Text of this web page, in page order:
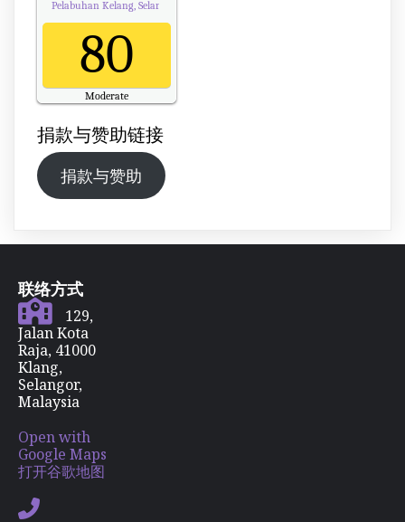
Pelabuhan Kelang, Selangor
80
Moderate
Updated on Sunday 11:00
捐款与赞助链接
捐款与赞助
联络方式
129,
Jalan Kota
Raja, 41000
Klang,
Selangor,
Malaysia
Open with
Google Maps
打开谷歌地图